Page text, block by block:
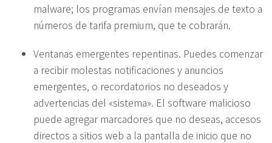
malware; los programas envían mensajes de texto a
números de tarifa premium, que te cobrarán.
Ventanas emergentes repentinas. Puedes comenzar
a recibir molestas notificaciones y anuncios
emergentes, o recordatorios no deseados y
advertencias del «sistema». El software malicioso
puede agregar marcadores que no deseas, accesos
directos a sitios web a la pantalla de inicio que no